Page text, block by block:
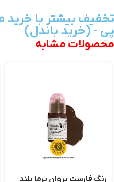
تخفیف بیشتر با
پی - (خرید باندل)
محصولات مشابه
رنگ فارست بروان پرما بلند